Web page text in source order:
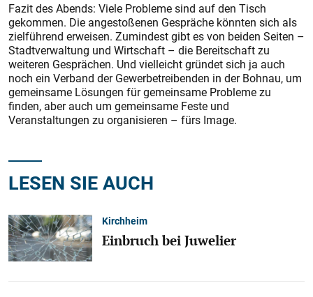
Fazit des Abends: Viele Probleme sind auf den Tisch
gekommen. Die angestoßenen Gespräche könnten sich als
zielführend erweisen. Zumindest gibt es von beiden Seiten –
Stadtverwaltung und Wirtschaft – die Bereitschaft zu
weiteren Gesprächen. Und vielleicht gründet sich ja auch
noch ein Verband der Gewerbetreibenden in der Bohnau, um
gemeinsame Lösungen für gemeinsame Probleme zu
finden, aber auch um gemeinsame Feste und
Veranstaltungen zu organisieren – fürs Image.
LESEN SIE AUCH
Kirchheim
Einbruch bei Juwelier